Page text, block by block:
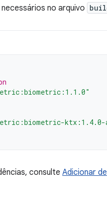
no arquivo
ktx:1.4.0-
consulte Adicionar